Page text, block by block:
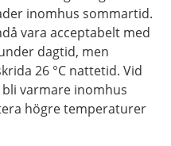
inomhus sommartid.
vara acceptabelt med
dagtid, men
26 °C nattetid. Vid
varmare inomhus
högre temperaturer